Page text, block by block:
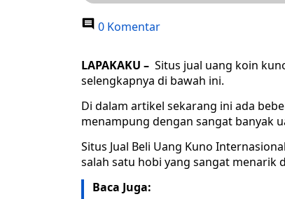
0 Komentar
LAPAKAKU – Situs jual uang koin
selengkapnya di bawah ini.
Di dalam artikel sekarang ini ada
menampung dengan sangat banyak
Situs Jual Beli Uang Kuno
salah satu hobi yang sangat menarik
Baca Juga: